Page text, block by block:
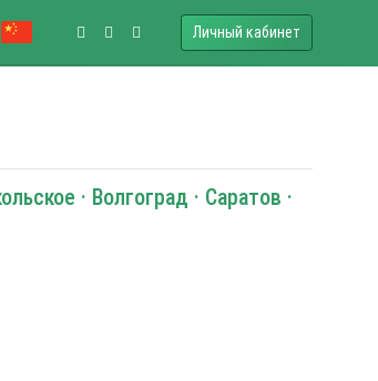
Личный кабинет
· Волгоград · Саратов ·